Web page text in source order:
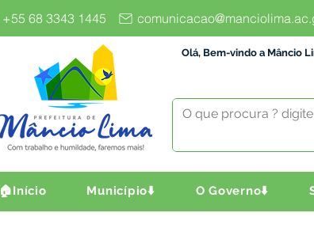
+55 68 3343 1445
Olá, Bem-vindo a Mâncio
🏠Início Município⬇️ O Governo⬇️